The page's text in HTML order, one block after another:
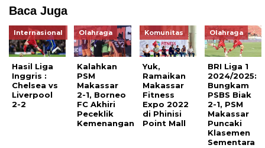
Baca Juga
Internasional
Hasil Liga
Inggris :
Chelsea vs
Liverpool
2-2
Olahraga
Kalahkan
PSM
Makassar
2-1, Borneo
FC Akhiri
Peceklik
Kemenangan
Komunitas
Yuk,
Ramaikan
Makassar
Fitness
Expo 2022
di Phinisi
Point Mall
Olahraga
BRI Liga 1
2024/2025:
Bungkam
PSBS Biak
2-1, PSM
Makassar
Puncaki
Klasemen
Sementara